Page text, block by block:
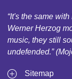
“It's the same
Werner Herzog
music, they still
undefended.”
Sitemap